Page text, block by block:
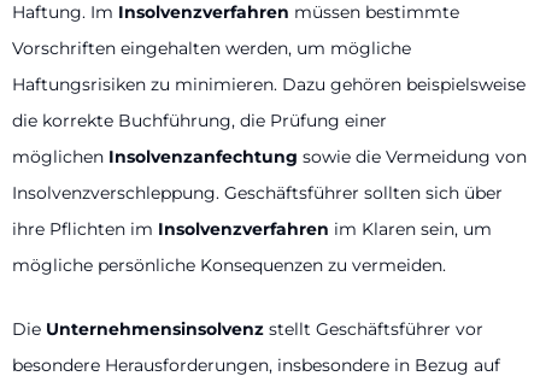
Haftung. Im Insolvenzverfahren müssen bestimmte
Vorschriften eingehalten werden, um mögliche
Haftungsrisiken zu minimieren. Dazu gehören beispielsweise
die korrekte Buchführung, die Prüfung einer
möglichen Insolvenzanfechtung sowie die Vermeidung von
Insolvenzverschleppung. Geschäftsführer sollten sich über
ihre Pflichten im Insolvenzverfahren im Klaren sein, um
mögliche persönliche Konsequenzen zu vermeiden.
Die Unternehmensinsolvenz stellt Geschäftsführer vor
besondere Herausforderungen, insbesondere in Bezug auf